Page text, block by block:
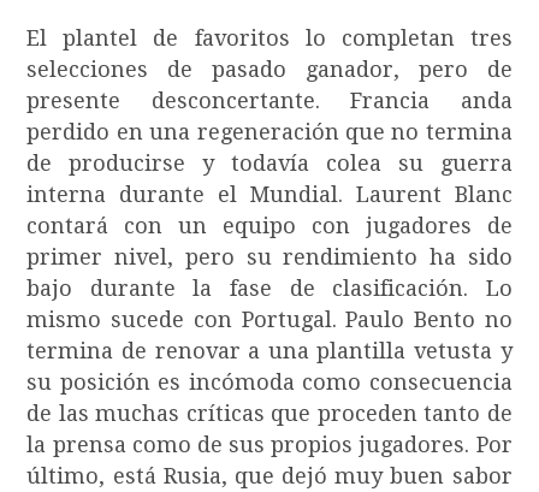
El plantel de favoritos lo completan tres
selecciones de pasado ganador, pero de
presente desconcertante. Francia anda
perdido en una regeneración que no termina
de producirse y todavía colea su guerra
interna durante el Mundial. Laurent Blanc
contará con un equipo con jugadores de
primer nivel, pero su rendimiento ha sido
bajo durante la fase de clasificación. Lo
mismo sucede con Portugal. Paulo Bento no
termina de renovar a una plantilla vetusta y
su posición es incómoda como consecuencia
de las muchas críticas que proceden tanto de
la prensa como de sus propios jugadores. Por
último, está Rusia, que dejó muy buen sabor